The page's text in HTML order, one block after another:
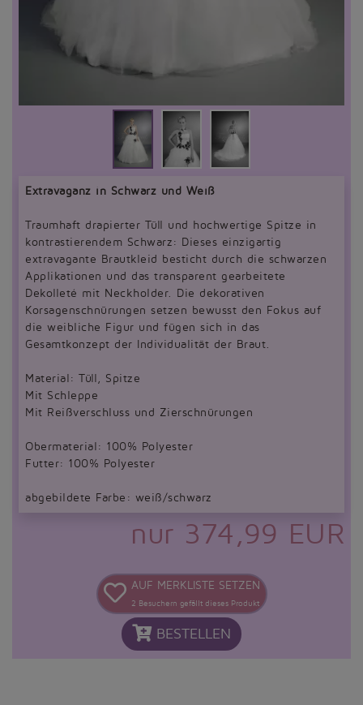
Extravaganz in Schwarz und Weiß
Traumhaft drapierter Tüll und hochwertige Spitze in
kontrastierendem Schwarz: Dieses einzigartig
extravagante Brautkleid besticht durch die schwarzen
Applikationen und das transparent gearbeitete
Dekolleté mit Neckholder. Die dekorativen
Korsagenschnürungen setzen bewusst den Fokus auf
die weibliche Figur und fügen sich in das
Gesamtkonzept der Individualität der Braut.
Material: Tüll, Spitze
Mit Schleppe
Mit Reißverschluss und Zierschnürungen
Obermaterial: 100% Polyester
Futter: 100% Polyester
abgebildete Farbe: weiß/schwarz
nur 374,99 EUR
AUF MERKLISTE SETZEN
2 Besuchern gefällt dieses Produkt
BESTELLEN